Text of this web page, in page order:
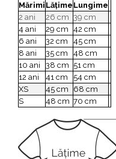
Mărimi Lățime Lungime
2 ani
26 cm 39 cm
4 ani
29 cm 42 cm
6 ani
32 cm
45 cm
8 ani
35 cm
48 cm
10 ani
38 cm 51 cm
12 ani
41 cm
54 cm
XS
45 cm
68 cm
S
48 cm 70 cm